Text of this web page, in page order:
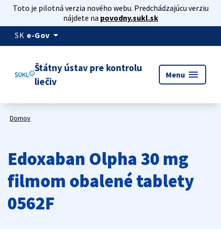
Toto je pilotná verzia nového webu. Predchádzajúcu verziu
nájdete na povodny.sukl.sk
SK e-Gov arrow_drop_down
Štátny ústav pre kontrolu
liečiv
Menu menu
Domov
Edoxaban Olpha 30 mg
filmom obalené tablety
0562F